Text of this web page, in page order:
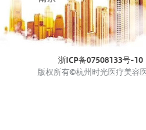
浙ICP备07508133号-10
版权所有©杭州时光医疗美容